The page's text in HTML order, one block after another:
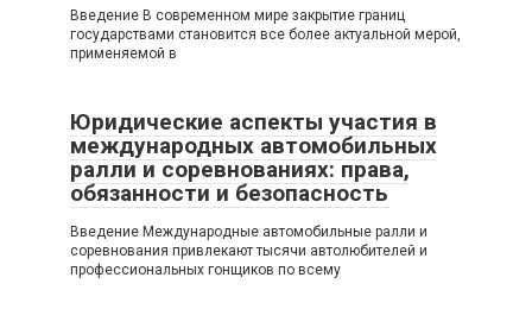
Введение В современном мире закрытие границ
государствами становится все более актуальной мерой,
применяемой в
Юридические аспекты участия в
международных автомобильных
ралли и соревнованиях: права,
обязанности и безопасность
Введение Международные автомобильные ралли и
соревнования привлекают тысячи автолюбителей и
профессиональных гонщиков по всему